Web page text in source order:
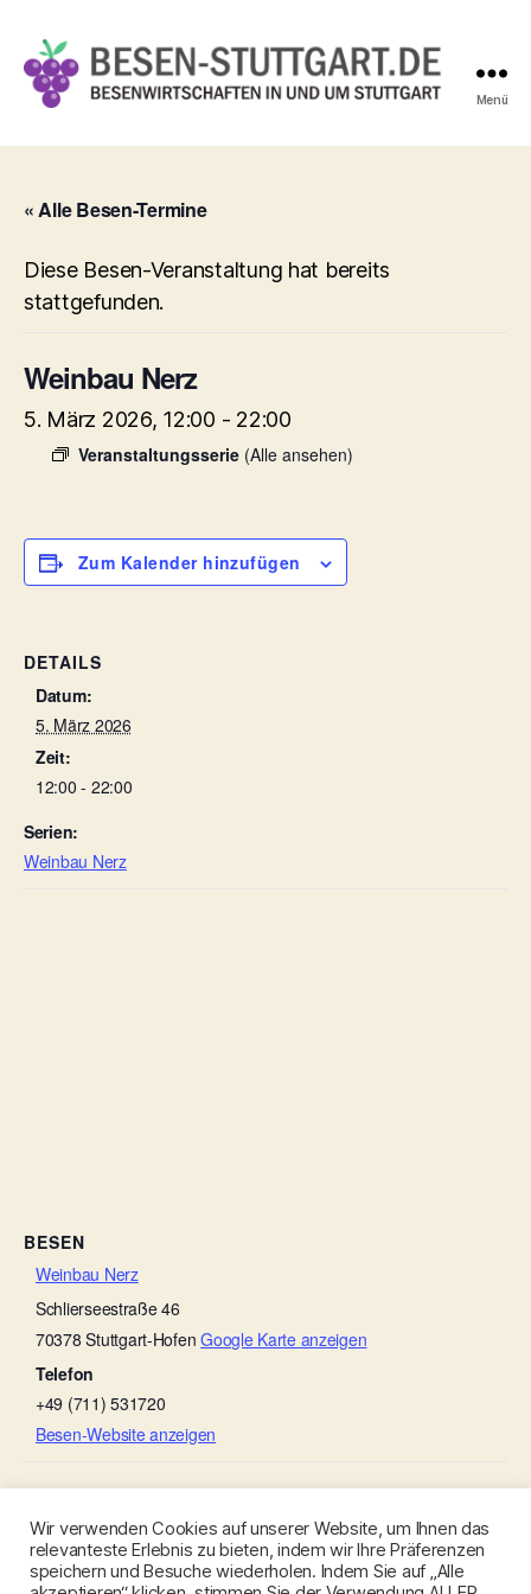
Stuttgart.de
Menü
« Alle Besen-Termine
Diese Besen-Veranstaltung hat bereits
stattgefunden.
Weinbau Nerz
5. März 2026, 12:00 - 22:00
Veranstaltungsserie (Alle ansehen)
Zum Kalender hinzufügen
DETAILS
Datum:
5. März 2026
Zeit:
12:00 - 22:00
Serien:
Weinbau Nerz
BESEN
Weinbau Nerz
Schlierseestraße 46
70378 Stuttgart-Hofen Google Karte anzeigen
Telefon
+49 (711) 531720
Besen-Website anzeigen
Wir verwenden Cookies auf unserer Website, um Ihnen das
relevanteste Erlebnis zu bieten, indem wir Ihre Präferenzen
speichern und Besuche wiederholen. Indem Sie auf „Alle